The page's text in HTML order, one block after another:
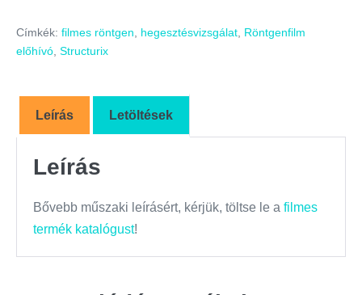
Címkék: filmes röntgen, hegesztésvizsgálat, Röntgenfilm
előhívó, Structurix
Leírás Letöltések
Leírás
Bővebb műszaki leírásért, kérjük, töltse le a filmes
termék katalógust!